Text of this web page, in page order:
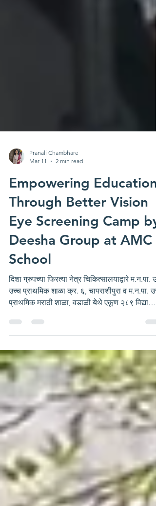
Pranali Chambhare
Mar 11
2 min read
Empowering Education
Through Better Vision
Eye Screening Camp by
Deesha Group at AMC
School
दिशा ग्रुपच्या फिरत्या नेत्र चिकित्सालयाद्वारे म.न.पा. उर्दू
उच्च प्राथमिक शाळा क्र. ६, चापराशीपुरा व म.न.पा.
प्राथमिक मराठी शाळा, वडाळी येथे एकूण २८९
दिशा एज्युकेशन फाउंडेशन, अमरावती संचालित फिरत्या
नेत्र चिकित्सालयातर्फे म.न.पा. उर्दू उच्च प्राथमिक शाळा
क्र. ६, चापराशीपुरा व म.न.पा. उच्च प्राथमिक मराठी
शाळा, वडाळी, अमरावती येथे दिनांक ११ मार्च २०२६
विद्यार्थ्यांसाठी विशेष नेत्र तपासणी शिबिर आयोजित
करण्यात आले